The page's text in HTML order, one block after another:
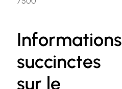
Informations
succinctes
sur le